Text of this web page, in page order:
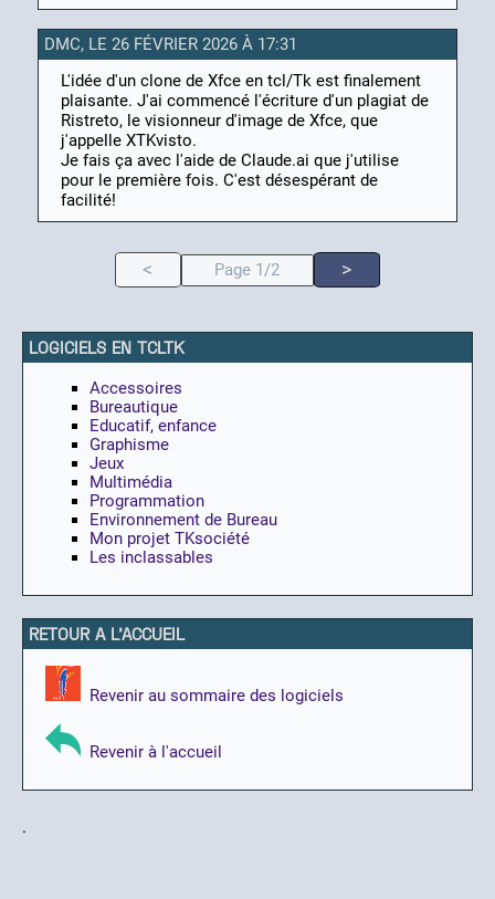
DMC, LE 26 FÉVRIER 2026 À 17:31
L'idée d'un clone de Xfce en tcl/Tk est finalement
plaisante. J'ai commencé l'écriture d'un plagiat de
Ristreto, le visionneur d'image de Xfce, que
j'appelle XTKvisto.
Je fais ça avec l'aide de Claude.ai que j'utilise
pour le première fois. C'est désespérant de
facilité!
< Page 1/2 >
LOGICIELS EN TCLTK
Accessoires
Bureautique
Educatif, enfance
Graphisme
Jeux
Multimédia
Programmation
Environnement de Bureau
Mon projet TKsociété
Les inclassables
RETOUR A L'ACCUEIL
Revenir au sommaire des logiciels
Revenir à l'accueil
.